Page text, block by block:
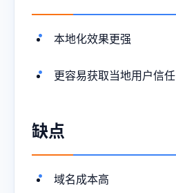
本地化效果更强
更容易获取当地用户信任
缺点
域名成本高